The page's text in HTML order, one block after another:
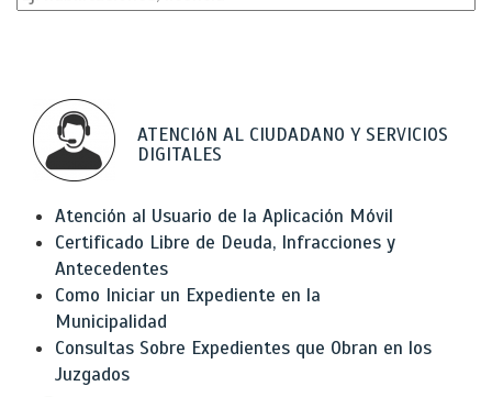
ATENCIóN AL CIUDADANO Y SERVICIOS
DIGITALES
Atención al Usuario de la Aplicación Móvil
Certificado Libre de Deuda, Infracciones y
Antecedentes
Como Iniciar un Expediente en la
Municipalidad
Consultas Sobre Expedientes que Obran en los
Juzgados